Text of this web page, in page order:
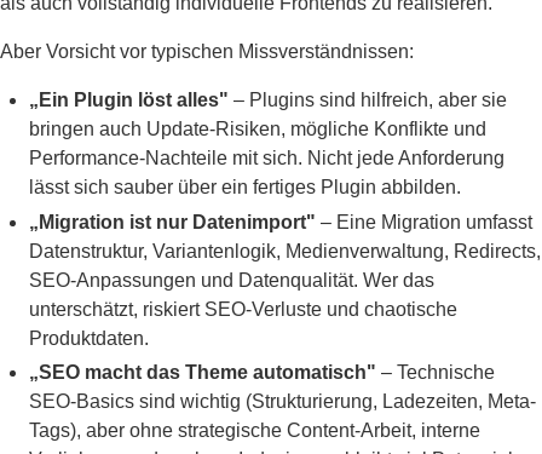
Aber Vorsicht vor typischen Missverständnissen:
„Ein Plugin löst alles" – Plugins sind hilfreich, aber sie
bringen auch Update-Risiken, mögliche Konflikte und
Performance-Nachteile mit sich. Nicht jede Anforderung
lässt sich sauber über ein fertiges Plugin abbilden.
„Migration ist nur Datenimport" – Eine Migration umfasst
Datenstruktur, Variantenlogik, Medienverwaltung, Redirects,
SEO-Anpassungen und Datenqualität. Wer das
unterschätzt, riskiert SEO-Verluste und chaotische
Produktdaten.
„SEO macht das Theme automatisch" – Technische
SEO-Basics sind wichtig (Strukturierung, Ladezeiten, Meta-
Tags), aber ohne strategische Content-Arbeit, interne